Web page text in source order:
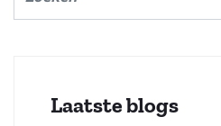
Laatste blogs